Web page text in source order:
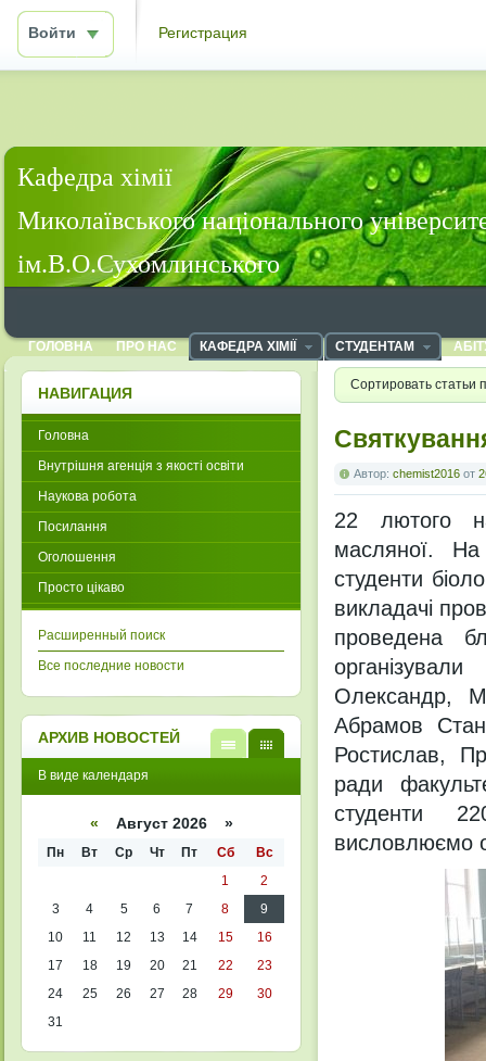
Войти Регистрация
Кафедра хімії
Миколаївського національного
ім.В.О.Сухомлинського
ГОЛОВНА ПРО НАС КАФЕДРА ХІМІЇ СТУДЕНТАМ
Сортировать статьи
Автор: chemist2016 от
22 лютого на
масляної.
студенти
викладачі
проведена
Олександр,
Абрамов
Ростислав,
ради
студенти
висловлюємо
НАВИГАЦИЯ
Головна
Внутрішня агенція з якості освіти
Наукова робота
Посилання
Оголошення
Просто цікаво
Расширенный поиск
Все последние новости
АРХИВ НОВОСТЕЙ
кален
списк
В виде календаря
« Август 2026 »
Пн Вт Ср Чт Пт Сб
Вс
1
2
3
4 5 6 7 8
9
10
11 12 13 14 15
16
17
18 19 20 21 22
23
24
25 26 27 28 29
30
31